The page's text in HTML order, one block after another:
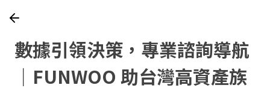
數據引領決策，專業諮詢導航
｜FUNWOO 助台灣高資產族